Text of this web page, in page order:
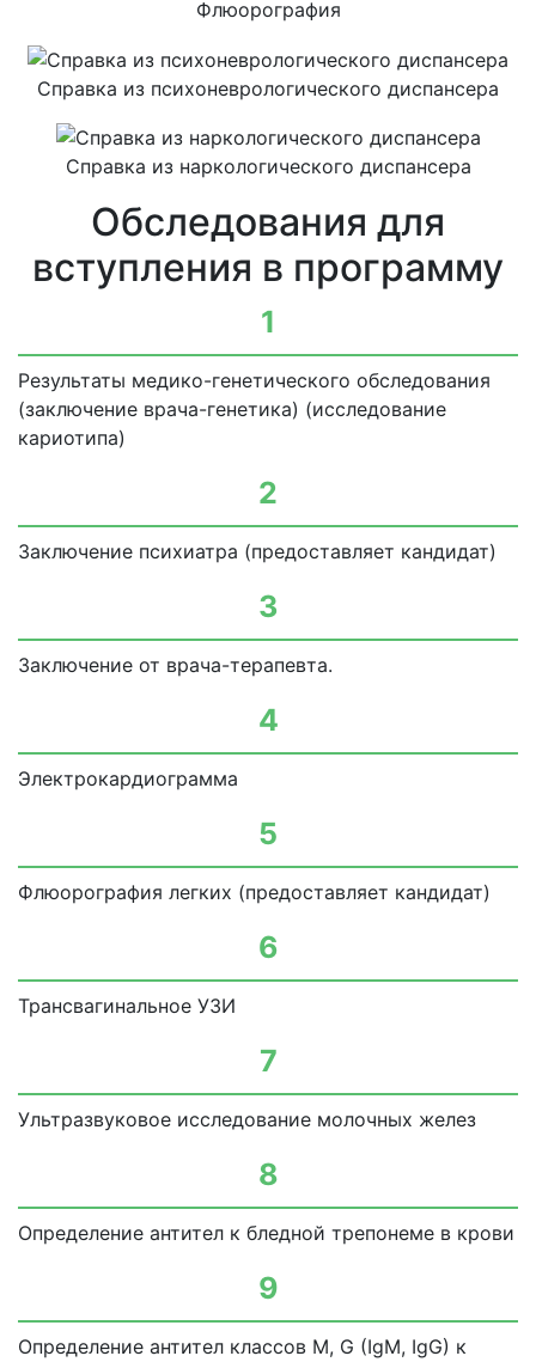
Флюорография
Справка из психоневрологического диспансера
Справка из наркологического диспансера
Обследования для
вступления в программу
1
Результаты медико-генетического обследования
(заключение врача-генетика) (исследование
кариотипа)
2
Заключение психиатра (предоставляет кандидат)
3
Заключение от врача-терапевта.
4
Электрокардиограмма
5
Флюорография легких (предоставляет кандидат)
6
Трансвагинальное УЗИ
7
Ультразвуковое исследование молочных желез
8
Определение антител к бледной трепонеме в крови
9
Определение антител классов М, G (IgM, IgG) к